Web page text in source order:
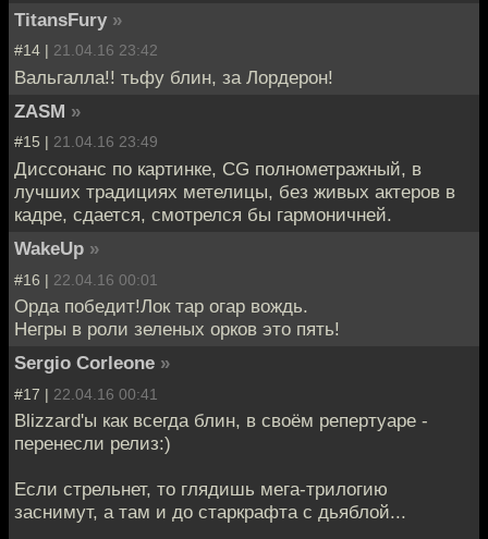
TitansFury »
#14 | 21.04.16 23:42
Вальгалла!! тьфу блин, за Лордерон!
ZASM »
#15 | 21.04.16 23:49
Диссонанс по картинке, CG полнометражный, в
лучших традициях метелицы, без живых актеров в
кадре, сдается, смотрелся бы гармоничней.
WakeUp »
#16 | 22.04.16 00:01
Орда победит!Лок тар огар вождь.
Негры в роли зеленых орков это пять!
Sergio Corleone »
#17 | 22.04.16 00:41
Blizzard'ы как всегда блин, в своём репертуаре -
перенесли релиз:)
Если стрельнет, то глядишь мега-трилогию
заснимут, а там и до старкрафта с дьяблой...